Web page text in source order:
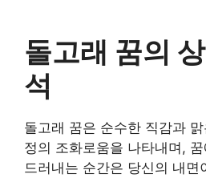
돌고래 꿈의
석
돌고래 꿈은 순수한 직감과
정의 조화로움을 나타내며,
드러내는 순간은 당신의 내